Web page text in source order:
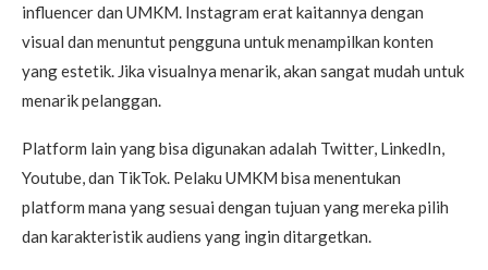
influencer dan UMKM. Instagram erat kaitannya dengan
visual dan menuntut pengguna untuk menampilkan konten
yang estetik. Jika visualnya menarik, akan sangat mudah untuk
menarik pelanggan.
Platform lain yang bisa digunakan adalah Twitter, LinkedIn,
Youtube, dan TikTok. Pelaku UMKM bisa menentukan
platform mana yang sesuai dengan tujuan yang mereka pilih
dan karakteristik audiens yang ingin ditargetkan.